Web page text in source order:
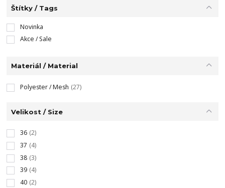
Štítky / Tags
Novinka
Akce / Sale
Materiál / Material
Polyester / Mesh (27)
Velikost / Size
36 (2)
37 (4)
38 (3)
39 (4)
40 (2)